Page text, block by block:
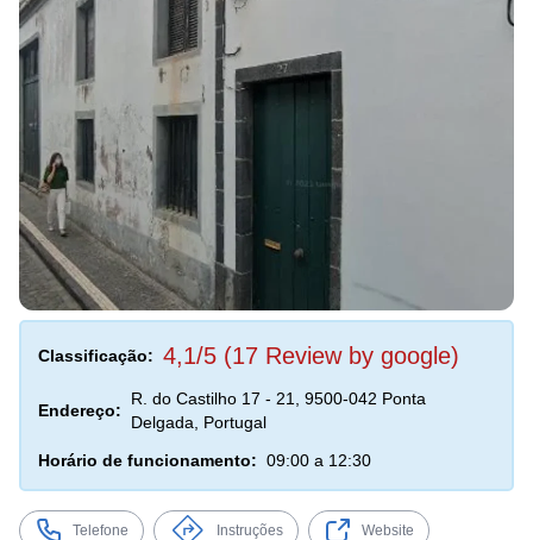
Classificação: 4,1/5 (17 Review by google)
Endereço:
R. do Castilho 17 - 21, 9500-042 Ponta
Delgada, Portugal
Horário de funcionamento: 09:00 a 12:30
Telefone Instruções Website